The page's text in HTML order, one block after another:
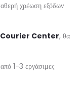
χρέωση εξόδων
Courier Center, θα
1-3 εργάσιμες